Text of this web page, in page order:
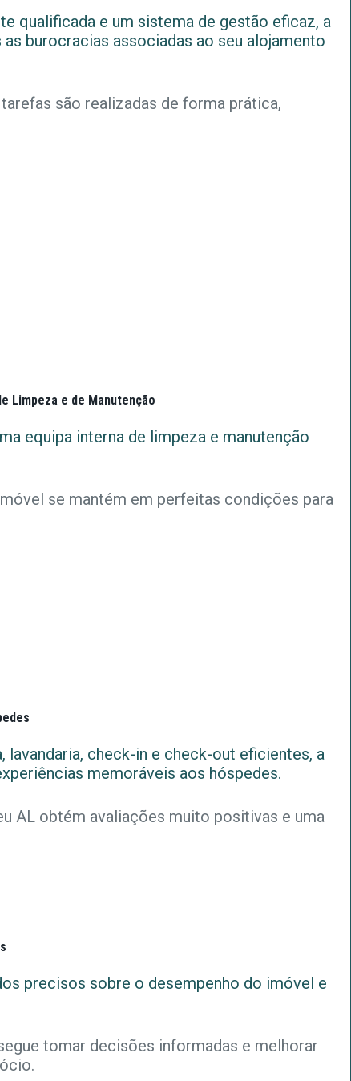
qualificada e um sistema de gestão eficaz, a
burocracias associadas ao seu alojamento
são realizadas de forma prática,
Limpeza e de Manutenção
equipa interna de limpeza e manutenção
se mantém em perfeitas condições para
lavandaria, check-in e check-out eficientes, a
memoráveis aos hóspedes.
AL obtém avaliações muito positivas e uma
precisos sobre o desempenho do imóvel e
tomar decisões informadas e melhorar